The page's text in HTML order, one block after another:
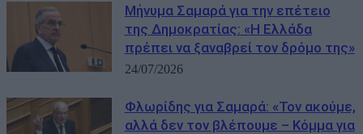
Μήνυμα Σαμαρά για την επέτειο
της Δημοκρατίας: «Η Ελλάδα
πρέπει να ξαναβρεί τον δρόμο της»
24/07/2026
Φλωρίδης για Σαμαρά: «Τον ακούμε,
αλλά δεν τον βλέπουμε – Κόμμα για